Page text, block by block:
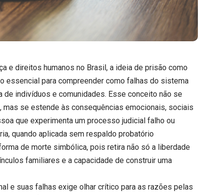
e direitos humanos no Brasil, a ideia de prisão como
essencial para compreender como falhas do sistema
de indivíduos e comunidades. Esse conceito não se
se estende às consequências emocionais, sociais
que experimenta um processo judicial falho ou
quando aplicada sem respaldo probatório
de morte simbólica, pois retira não só a liberdade
familiares e a capacidade de construir uma
e suas falhas exige olhar crítico para as razões pelas